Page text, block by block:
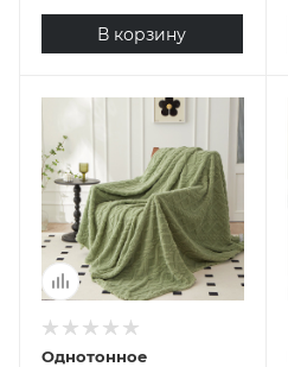
В корзину
Однотонное